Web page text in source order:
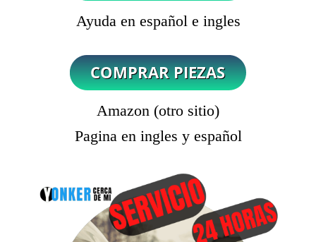
Ayuda en español e ingles
Amazon (otro sitio)
Pagina en ingles y español